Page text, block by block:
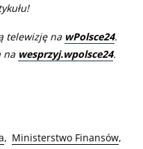
telewizję na wPolsce24.
na wesprzyj.wpolsce24.
Ministerstwo Finansów